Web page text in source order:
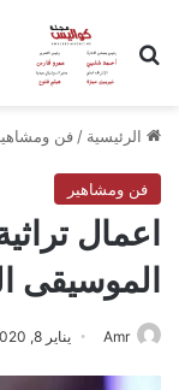
بحث عن
الرئيسية / فن
فن ومشاهير
اعمال
الموسيقى
Amr يناير 8, 2020